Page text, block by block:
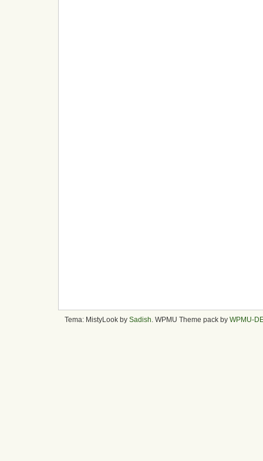
Tema: MistyLook by Sadish . WPMU Theme pack by WPMU-